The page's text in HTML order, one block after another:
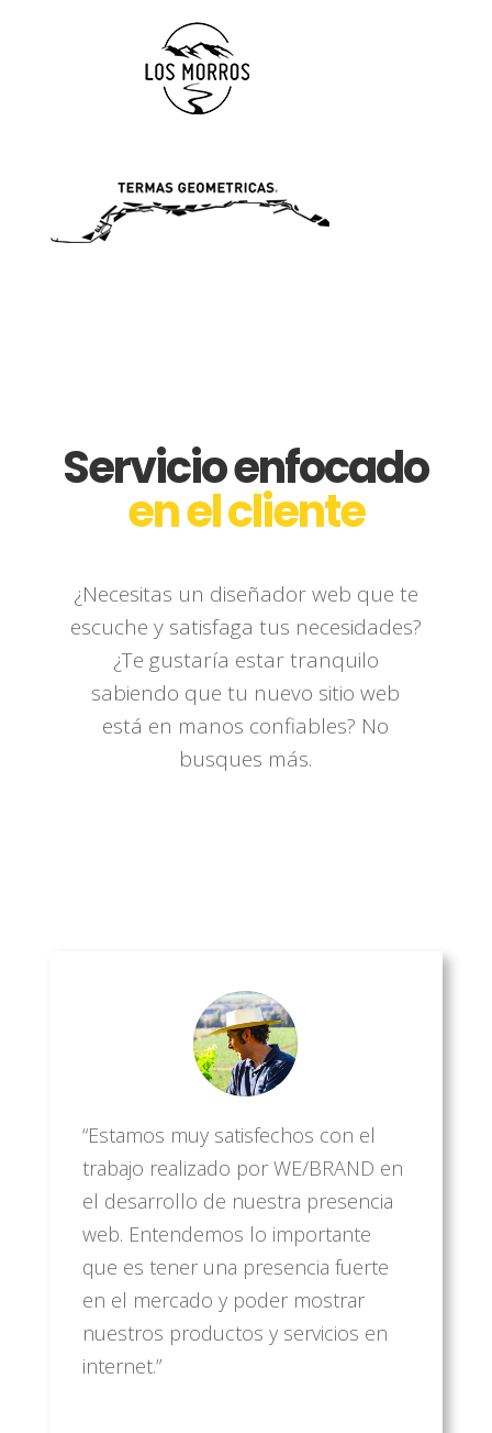
Servicio enfocado
en el cliente
¿Necesitas un diseñador web que te
escuche y satisfaga tus necesidades?
¿Te gustaría estar tranquilo
sabiendo que tu nuevo sitio web
está en manos confiables? No
busques más.
“Estamos muy satisfechos con el
trabajo realizado por WE/BRAND en
el desarrollo de nuestra presencia
web. Entendemos lo importante
que es tener una presencia fuerte
en el mercado y poder mostrar
nuestros productos y servicios en
internet.”